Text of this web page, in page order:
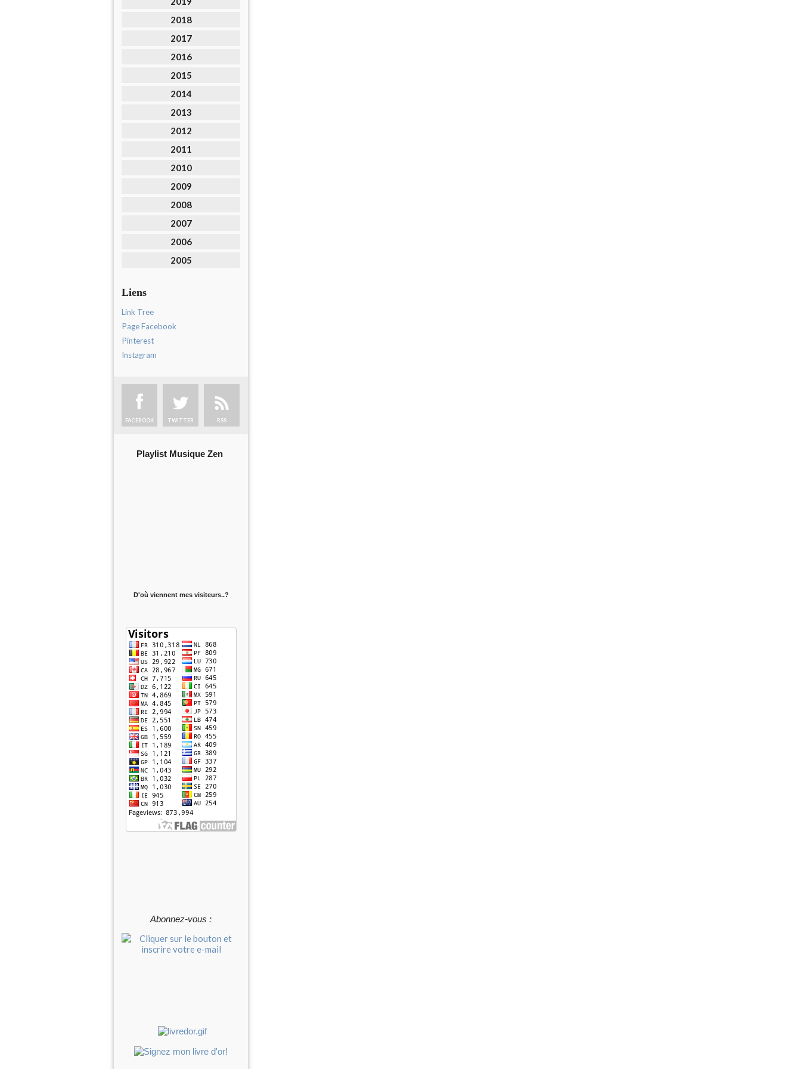
2018
2017
2016
2015
2014
2013
2012
2011
2010
2009
2008
2007
2006
2005
Liens
Link Tree
Page Facebook
Pinterest
Instagram
FACEBOOK TWITTER RSS
Playlist Musique Zen
D'où viennent mes visiteurs..?
Abonnez-vous :